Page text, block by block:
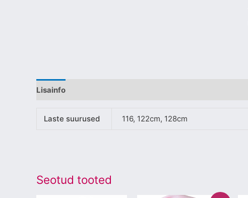
Lisainfo
Laste suurused 116, 122cm, 128cm
Seotud tooted